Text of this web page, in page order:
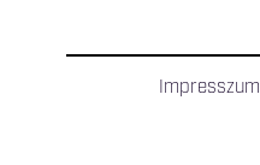
Impresszum